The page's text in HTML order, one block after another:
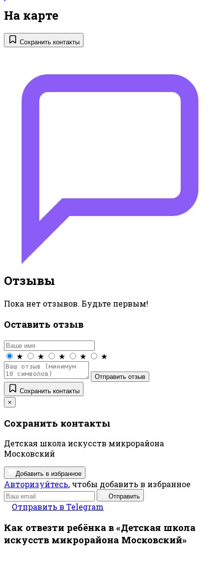
На карте
Сохранить контакты
Отзывы
Пока нет отзывов. Будьте первым!
Оставить отзыв
★ ★ ★ ★ ★
Отправить отзыв
Сохранить контакты
×
Сохранить контакты
Детская школа искусств микрорайона
Московский
Добавить в избранное
Авторизуйтесь, чтобы добавить в избранное
Отправить
Отправить в Telegram
Как отвезти ребёнка в «Детская школа
искусств микрорайона Московский»